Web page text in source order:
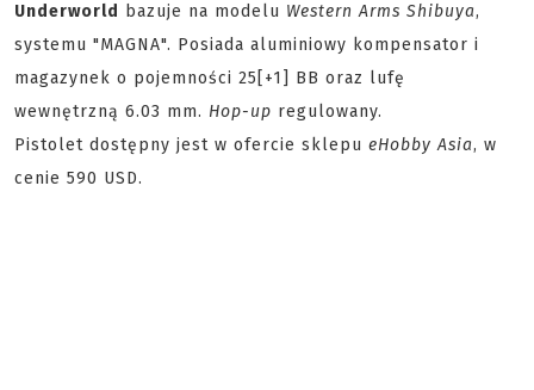
Underworld bazuje na modelu Western Arms Shibuya,
systemu "MAGNA". Posiada aluminiowy kompensator i
magazynek o pojemności 25[+1] BB oraz lufę
wewnętrzną 6.03 mm. Hop-up regulowany.
Pistolet dostępny jest w ofercie sklepu eHobby Asia, w
cenie 590 USD.